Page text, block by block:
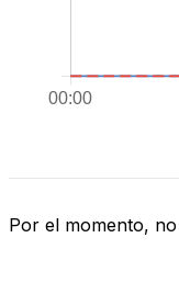
Por el momento,